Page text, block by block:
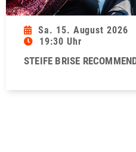
Sa. 15. August 2026
19:30 Uhr
STEIFE BRISE